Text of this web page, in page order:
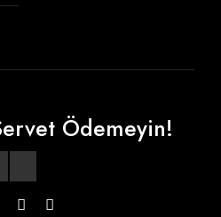
Ödemeyin!